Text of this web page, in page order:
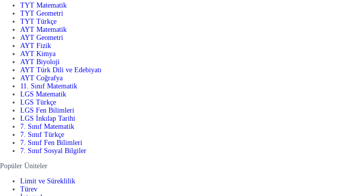
TYT Matematik
TYT Geometri
TYT Türkçe
AYT Matematik
AYT Geometri
AYT Fizik
AYT Kimya
AYT Biyoloji
AYT Türk Dili ve Edebiyatı
AYT Coğrafya
11. Sınıf Matematik
LGS Matematik
LGS Türkçe
LGS Fen Bilimleri
LGS İnkılap Tarihi
7. Sınıf Matematik
7. Sınıf Türkçe
7. Sınıf Fen Bilimleri
7. Sınıf Sosyal Bilgiler
Popüler Üniteler
Limit ve Süreklilik
Türev